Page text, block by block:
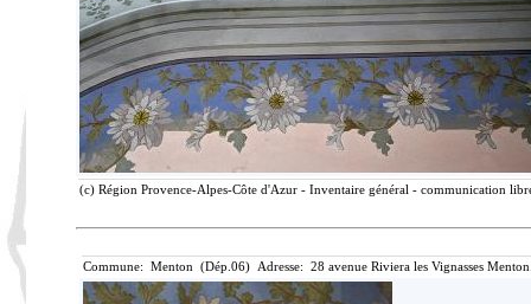
(c) Région Provence-Alpes-Côte d'Azur - Inventaire général - communication
Commune: Menton (Dép.06) Adresse: 28 avenue Riviera les Vignasses